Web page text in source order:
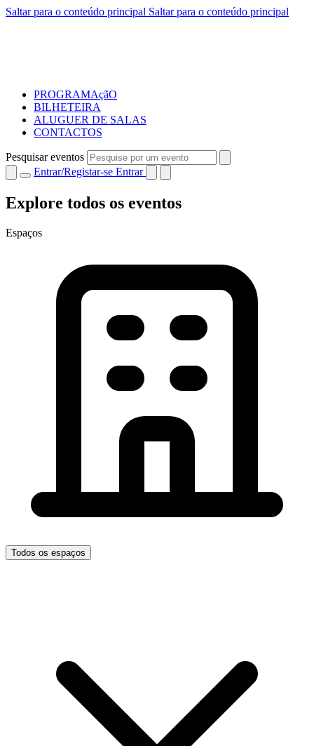
Saltar para o conteúdo principal Saltar para o conteúdo principal
PROGRAMAçãO
BILHETEIRA
ALUGUER DE SALAS
CONTACTOS
Pesquisar eventos
Entrar/Registar-se Entrar
Explore todos os eventos
Espaços
Todos os espaços